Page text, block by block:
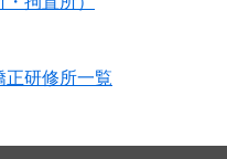
正研修所一覧